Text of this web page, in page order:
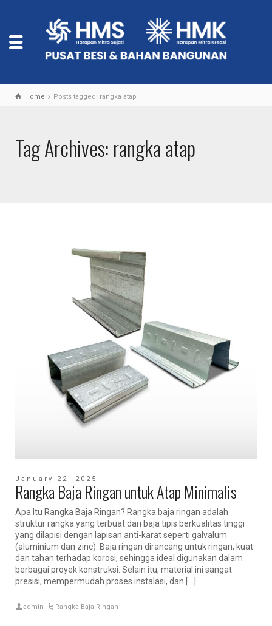
Home Posts tagged: rangka atap
Tag Archives: rangka atap
January 22, 2025
Rangka Baja Ringan untuk Atap Minimalis
Apa Itu Rangka Baja Ringan? Rangka baja ringan adalah
struktur rangka yang terbuat dari baja tipis berkualitas tinggi
yang dilapisi dengan lapisan anti-karat seperti galvalum
(aluminium dan zinc). Baja ringan dirancang untuk ringan, kuat
dan tahan terhadap korosi, sehingga ideal digunakan dalam
berbagai proyek konstruksi. Selain itu, material ini sangat
presisi, mempermudah proses instalasi, dan […]
admin Rangka Baja Ringan